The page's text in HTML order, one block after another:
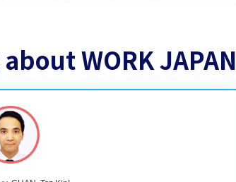
WORK JAPAN